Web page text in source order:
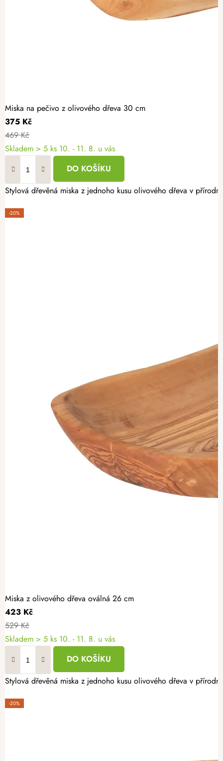
Miska na pečivo z olivového dřeva 30 cm
375 Kč
469 Kč
Skladem > 5 ks 10. - 11. 8. u vás
DO KOŠÍKU
Stylová dřevěná miska z jednoho kusu olivového dřeva v
-20%
Miska z olivového dřeva oválná 26 cm
423 Kč
529 Kč
Skladem > 5 ks 10. - 11. 8. u vás
DO KOŠÍKU
Stylová dřevěná miska z jednoho kusu olivového dřeva v
-20%